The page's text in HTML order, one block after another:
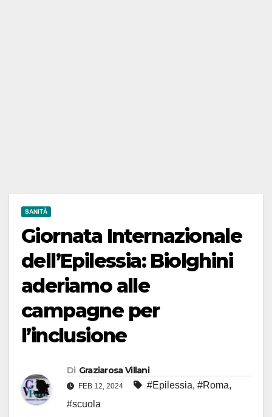
SANITÀ
Giornata Internazionale
dell’Epilessia: Biolghini
aderiamo alle
campagne per
l’inclusione
Di Graziarosa Villani
FEB 12, 2024 #Epilessia, #Roma,
#scuola